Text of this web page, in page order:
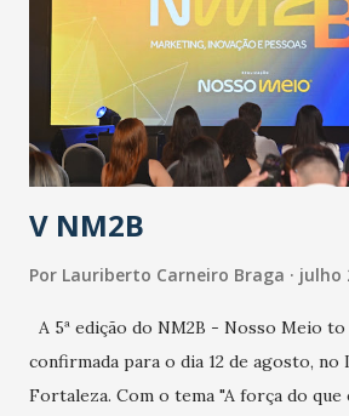
de uma epidemia com um vírus
contaminação maior que outros
secretário. Segundo ele, é uma
contaminação alta, podendo gerar um
população e ao sistema de saúde.
estratificação do risco da doença, para
V NM2B
Por Lauriberto Carneiro Braga julho
A 5ª edição do NM2B - Nosso Meio
confirmada para o dia 12 de agosto, no
Fortaleza. Com o tema "A força do que